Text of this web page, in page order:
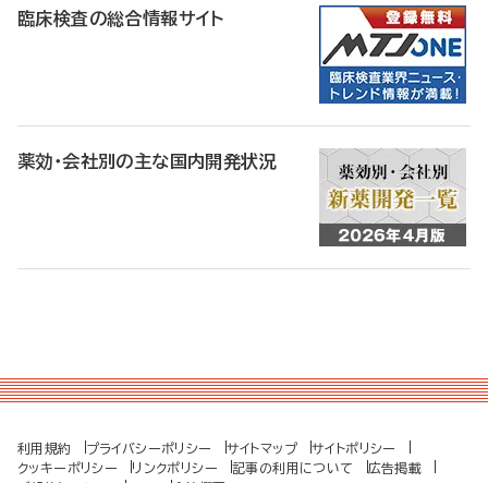
臨床検査の総合情報サイト
薬効・会社別の主な国内開発状況
利用規約 プライバシーポリシー サイトマップ
サイトポリシー
クッキーポリシー
リンクポリシー 記事の利用について
広告掲載